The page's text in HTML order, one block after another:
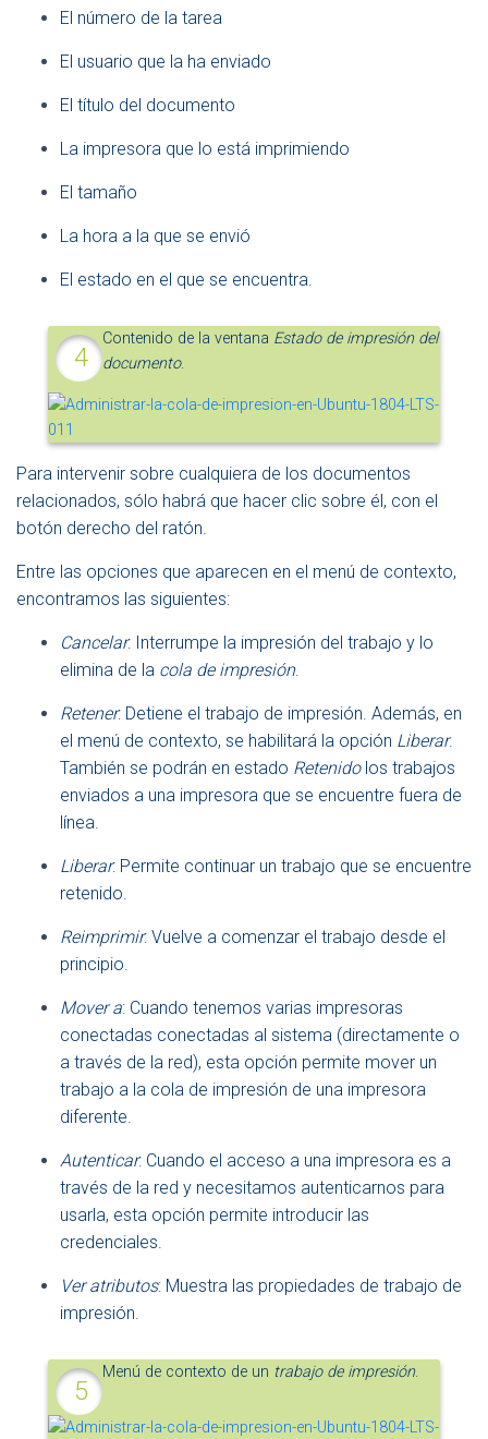
El número de la tarea
El usuario que la ha enviado
El título del documento
La impresora que lo está imprimiendo
El tamaño
La hora a la que se envió
El estado en el que se encuentra.
Contenido de la ventana Estado de impresión del
documento.
Para intervenir sobre cualquiera de los documentos
relacionados, sólo habrá que hacer clic sobre él, con el
botón derecho del ratón.
Entre las opciones que aparecen en el menú de contexto,
encontramos las siguientes:
Cancelar: Interrumpe la impresión del trabajo y lo
elimina de la cola de impresión.
Retener: Detiene el trabajo de impresión. Además, en
el menú de contexto, se habilitará la opción Liberar.
También se podrán en estado Retenidolos trabajos
enviados a una impresora que se encuentre fuera de
línea.
Liberar: Permite continuar un trabajo que se encuentre
retenido.
Reimprimir: Vuelve a comenzar el trabajo desde el
principio.
Mover a: Cuando tenemos varias impresoras
conectadas conectadas al sistema (directamente o
a través de la red), esta opción permite mover un
trabajo a la cola de impresión de una impresora
diferente.
Autenticar: Cuando el acceso a una impresora es a
través de la red y necesitamos autenticarnos para
usarla, esta opción permite introducir las
credenciales.
Ver atributos: Muestra las propiedades de trabajo de
impresión.
Menú de contexto de un trabajo de impresión.